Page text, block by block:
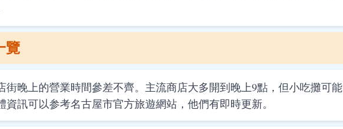
覽
街晚上的營業時間參差不齊。主流商店大多開到晚上9點，但小吃攤可能
資訊可以参考名古屋市官方旅遊網站，他們有即時更新。